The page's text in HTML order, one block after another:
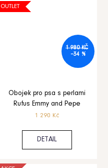
OUTLET
1 980 KČ
–34 %
Obojek pro psa s perlami
Rufus Emmy and Pepe
1 290 Kč
DETAIL